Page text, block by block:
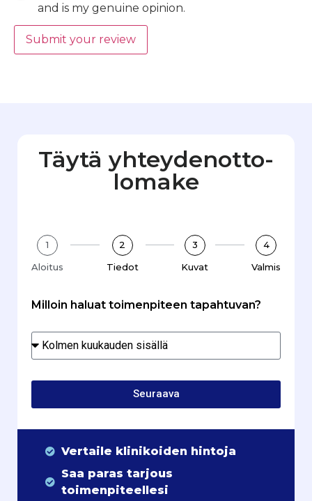
and is my genuine opinion.
Submit your review
Täytä yhteydenotto­
lomake
1
Aloitus
2
Tiedot
3
Kuvat
4
Valmis
Milloin haluat toimenpiteen tapahtuvan?
Seuraava
Vertaile klinikoiden hintoja
Saa paras tarjous
toimenpiteellesi